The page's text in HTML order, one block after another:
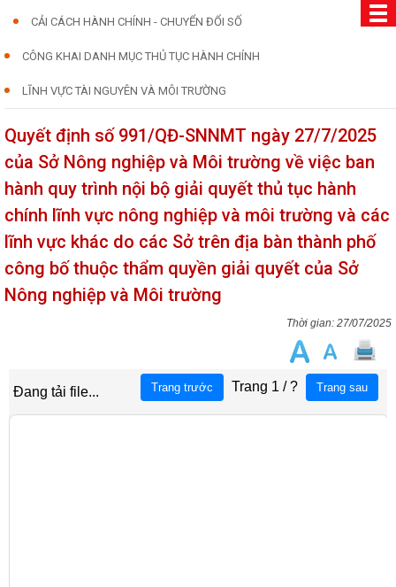
CẢI CÁCH HÀNH CHÍNH - CHUYỂN ĐỔI SỐ
CÔNG KHAI DANH MỤC THỦ TỤC HÀNH CHÍNH
LĨNH VỰC TÀI NGUYÊN VÀ MÔI TRƯỜNG
Quyết định số 991/QĐ-SNNMT ngày 27/7/2025
của Sở Nông nghiệp và Môi trường về việc ban
hành quy trình nội bộ giải quyết thủ tục hành
chính lĩnh vực nông nghiệp và môi trường và các
lĩnh vực khác do các Sở trên địa bàn thành phố
công bố thuộc thẩm quyền giải quyết của Sở
Nông nghiệp và Môi trường
27/07/2025